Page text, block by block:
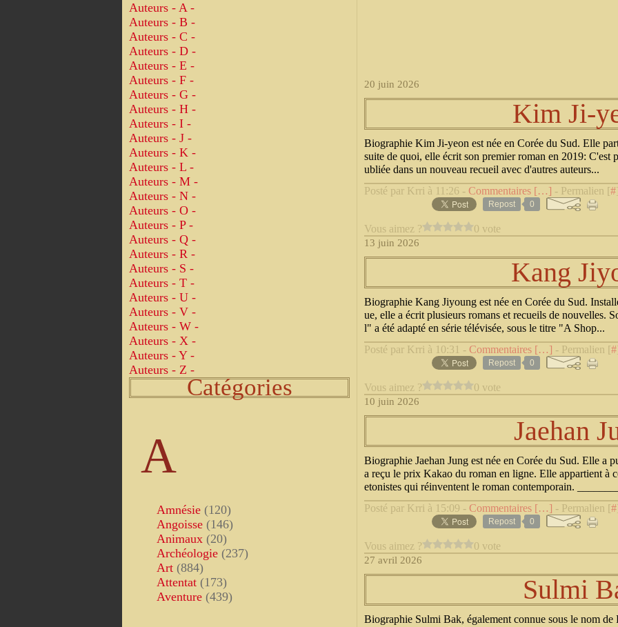
Auteurs - A -
Auteurs - B -
Auteurs - C -
Auteurs - D -
Auteurs - E -
Auteurs - F -
Auteurs - G -
Auteurs - H -
Auteurs - I -
Auteurs - J -
Auteurs - K -
Auteurs - L -
Auteurs - M -
Auteurs - N -
Auteurs - O -
Auteurs - P -
Auteurs - Q -
Auteurs - R -
Auteurs - S -
Auteurs - T -
Auteurs - U -
Auteurs - V -
Auteurs - W -
Auteurs - X -
Auteurs - Y -
Auteurs - Z -
Catégories
A
Amnésie (120)
Angoisse (146)
Animaux (20)
Archéologie (237)
Art (884)
Attentat (173)
Aventure (439)
20 juin 2026
Kim Ji-
Biographie Kim Ji-yeon est née en Corée du Sud. Elle
suite de quoi, elle écrit son premier roman en 2019: C'est
ubliée dans un nouveau recueil avec d'autres auteurs...
Posté par Krri à 11:26 - Commentaires […] - Permalien [#
Repost 0
Vous aimez ? 0 vote
13 juin 2026
Kang
Biographie Kang Jiyoung est née en Corée du Sud.
ue, elle a écrit plusieurs romans et recueils de nouvelles.
l" a été adapté en série télévisée, sous le titre "A Shop...
Posté par Krri à 10:31 - Commentaires […] - Permalien [#
Repost 0
Vous aimez ? 0 vote
10 juin 2026
Jaehan
Biographie Jaehan Jung est née en Corée du Sud. Elle a
a reçu le prix Kakao du roman en ligne. Elle appartient à
etonistes qui réinventent le roman contemporain.
Posté par Krri à 15:09 - Commentaires […] - Permalien [#
Repost 0
Vous aimez ? 0 vote
27 avril 2026
Sulmi
Biographie Sulmi Bak, également connue sous le nom de